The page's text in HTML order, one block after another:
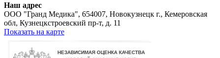
Наш адрес
ООО "Гранд Медика", 654007, Новокузнецк г., Кемеровская
обл, Кузнецкстроевский пр-т, д. 11
Показать на карте